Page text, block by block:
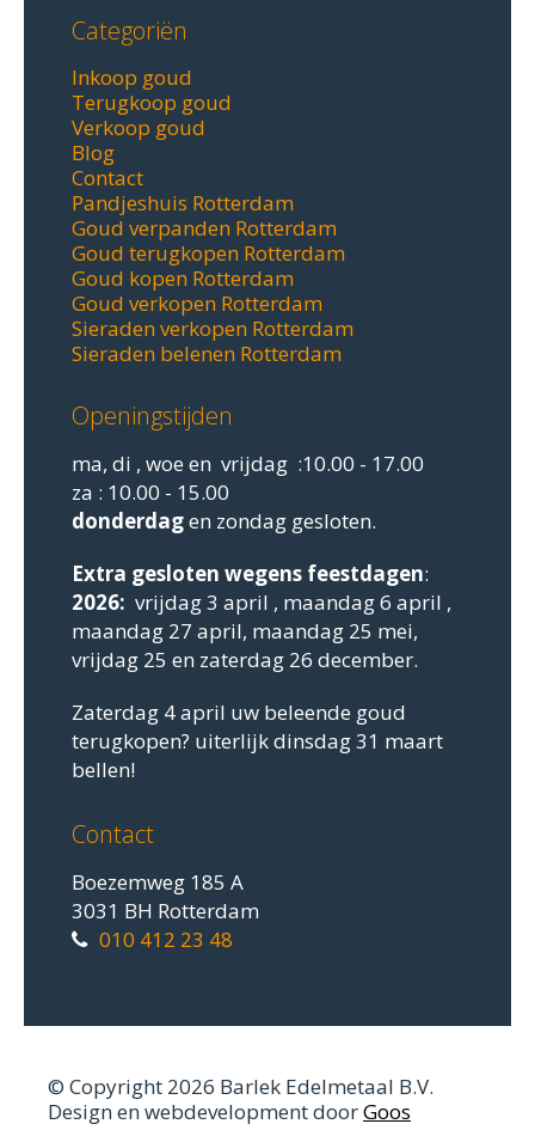
Categoriën
Inkoop goud
Terugkoop goud
Verkoop goud
Blog
Contact
Pandjeshuis Rotterdam
Goud verpanden Rotterdam
Goud terugkopen Rotterdam
Goud kopen Rotterdam
Goud verkopen Rotterdam
Sieraden verkopen Rotterdam
Sieraden belenen Rotterdam
Openingstijden
ma, di , woe en vrijdag :10.00 - 17.00
za : 10.00 - 15.00
donderdagen zondag gesloten.
Extra gesloten wegens feestdagen:
2026: vrijdag 3 april , maandag 6 april ,
maandag 27 april, maandag 25 mei,
vrijdag 25 en zaterdag 26 december.
Zaterdag 4 april uw beleende goud
terugkopen? uiterlijk dinsdag 31 maart
bellen!
Contact
Boezemweg 185 A
3031 BH Rotterdam
010 412 23 48
© Copyright 2026 Barlek Edelmetaal B.V.
Design en webdevelopment doorGoos